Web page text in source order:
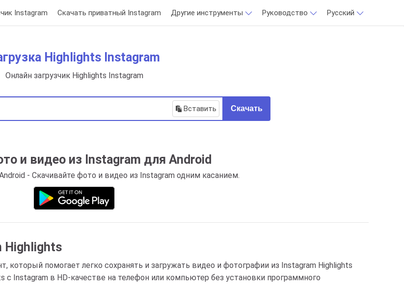
Instagram Скачать приватный Instagram Другие инструменты Руководство Русский
Highlights Instagram
Онлайн загрузчик Highlights Instagram
Вставить Скачать
и видео из Instagram для Android
- Скачивайте фото и видео из Instagram одним касанием.
Highlights
который помогает легко сохранять и загружать видео и фотографии из Instagram Highlights
с Instagram в HD-качестве на телефон или компьютер без установки программного